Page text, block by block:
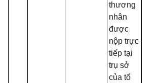
thương
nhân
được
nộp trực
tiếp tại
trụ sở
của tổ